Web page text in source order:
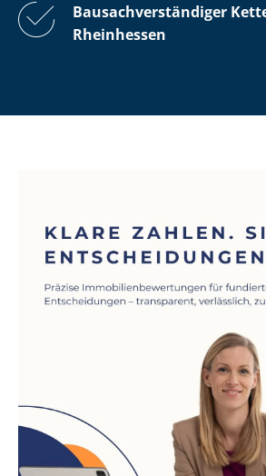
Bau­sach­ver­stän­di­ger
Rheinhessen